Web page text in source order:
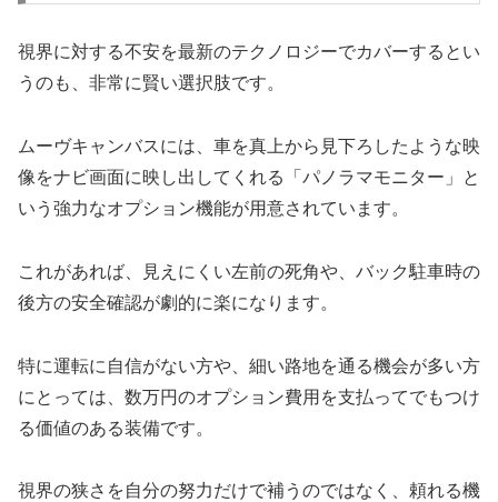
視界に対する不安を最新のテクノロジーでカバーするとい
うのも、非常に賢い選択肢です。
ムーヴキャンバスには、車を真上から見下ろしたような映
像をナビ画面に映し出してくれる「パノラマモニター」と
いう強力なオプション機能が用意されています。
これがあれば、見えにくい左前の死角や、バック駐車時の
後方の安全確認が劇的に楽になります。
特に運転に自信がない方や、細い路地を通る機会が多い方
にとっては、数万円のオプション費用を支払ってでもつけ
る価値のある装備です。
視界の狭さを自分の努力だけで補うのではなく、頼れる機